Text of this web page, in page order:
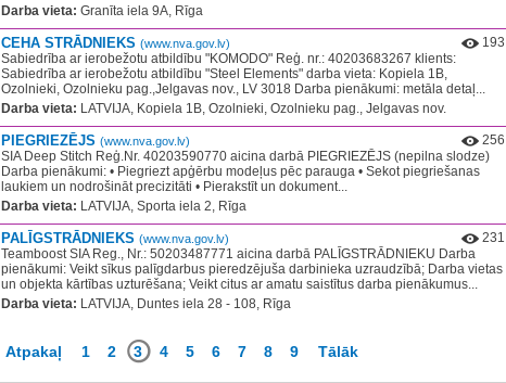
Darba vieta: Granīta iela 9A, Rīga
CEHA STRĀDNIEKS (www.nva.gov.lv)
193
Sabiedrība ar ierobežotu atbildību "KOMODO" Reģ. nr.: 40203683267 klients:
Sabiedrība ar ierobežotu atbildību "Steel Elements" darba vieta: Kopiela 1B,
Ozolnieki, Ozolnieku pag.,Jelgavas nov., LV 3018 Darba pienākumi: metāla detaļ...
Darba vieta: LATVIJA, Kopiela 1B, Ozolnieki, Ozolnieku pag., Jelgavas nov.
PIEGRIEZĒJS (www.nva.gov.lv)
256
SIA Deep Stitch Reģ.Nr. 40203590770 aicina darbā PIEGRIEZĒJS (nepilna slodze)
Darba pienākumi: • Piegriezt apģērbu modeļus pēc parauga • Sekot piegriešanas
laukiem un nodrošināt precizitāti • Pierakstīt un dokument...
Darba vieta: LATVIJA, Sporta iela 2, Rīga
PALĪGSTRĀDNIEKS (www.nva.gov.lv)
231
Teamboost SIA Reg., Nr.: 50203487771 aicina darbā PALĪGSTRĀDNIEKU Darba
pienākumi: Veikt sīkus palīgdarbus pieredzējuša darbinieka uzraudzībā; Darba vietas
un objekta kārtības uzturēšana; Veikt citus ar amatu saistītus darba pienākumus...
Darba vieta: LATVIJA, Duntes iela 28 - 108, Rīga
Atpakaļ 1 2 3 4 5 6 7 8 9 Tālāk